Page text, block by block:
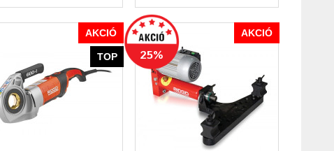
AKCIÓ
TOP 25%
AKCIÓ